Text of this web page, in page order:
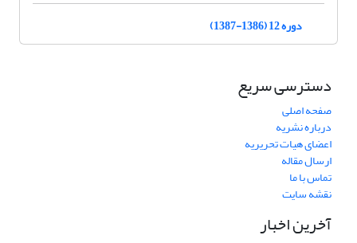
دوره 12 (1386-1387)
دسترسی سریع
صفحه اصلی
درباره نشریه
اعضای هیات تحریریه
ارسال مقاله
تماس با ما
نقشه سایت
آخرین اخبار